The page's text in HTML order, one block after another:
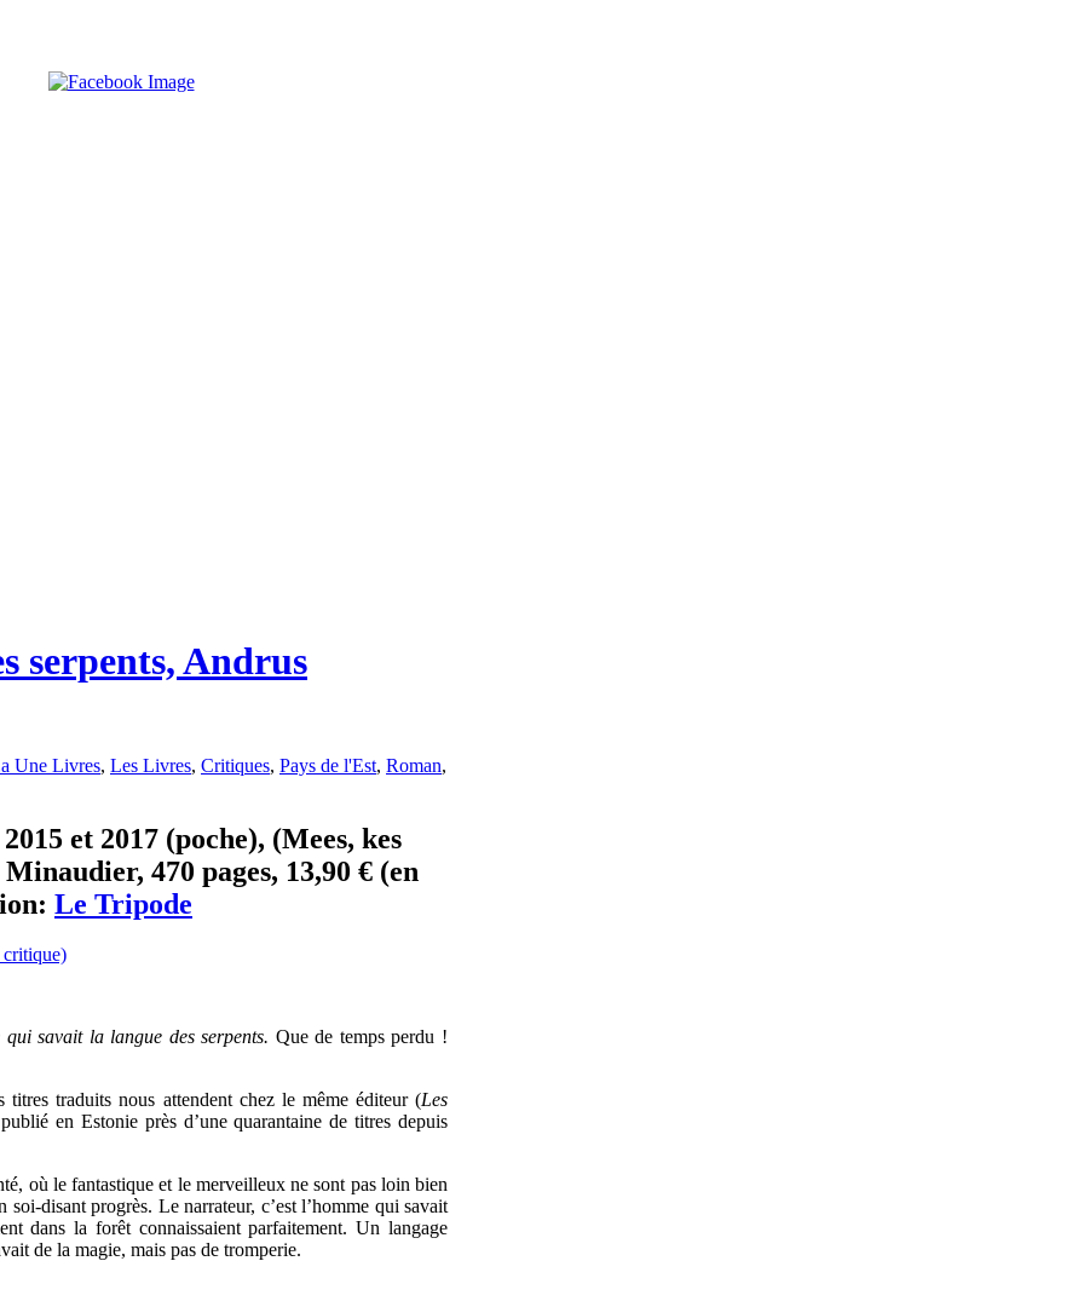
serpents, Andrus
Une Livres, Les Livres, Critiques, Pays de l'Est, Roman,
et 2017 (poche), (Mees, kes
470 pages, 13,90 € (en
Le Tripode
qui savait la langue des serpents. Que de temps perdu !
titres traduits nous attendent chez le même éditeur (Les
en Estonie près d’une quarantaine de titres depuis
où le fantastique et le merveilleux ne sont pas loin bien
disant progrès. Le narrateur, c’est l’homme qui savait
dans la forêt connaissaient parfaitement. Un langage
de la magie, mais pas de tromperie.